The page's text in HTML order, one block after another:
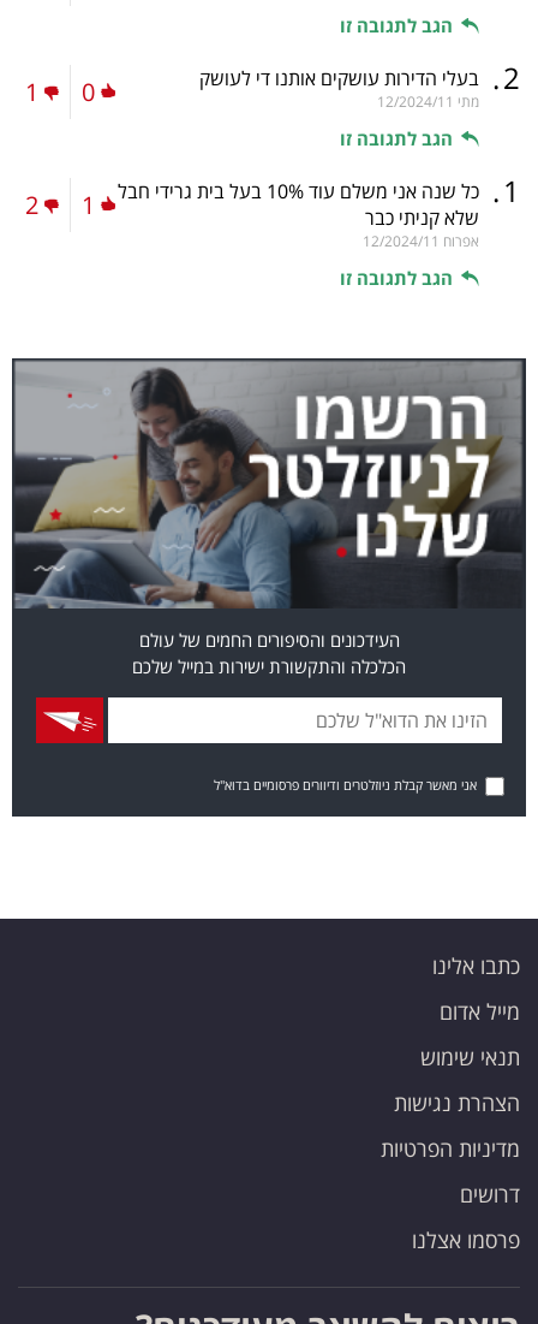
הגב לתגובה זו
2
. בעלי הדירות עושקים אותנו די לעושק
מתי 12/2024/11
הגב לתגובה זו
0
1
1
.
כל שנה אני משלם עוד 10% בעל בית גרידי חבל
שלא קניתי כבר
אפרוח 12/2024/11
הגב לתגובה זו
1
2
העידכונים והסיפורים החמים של עולם
הכלכלה והתקשורת ישירות במייל שלכם
אני מאשר קבלת ניוזלטרים ודיוורים פרסומיים בדוא"ל
כתבו אלינו
מייל אדום
תנאי שימוש
הצהרת נגישות
מדיניות הפרטיות
דרושים
פרסמו אצלנו